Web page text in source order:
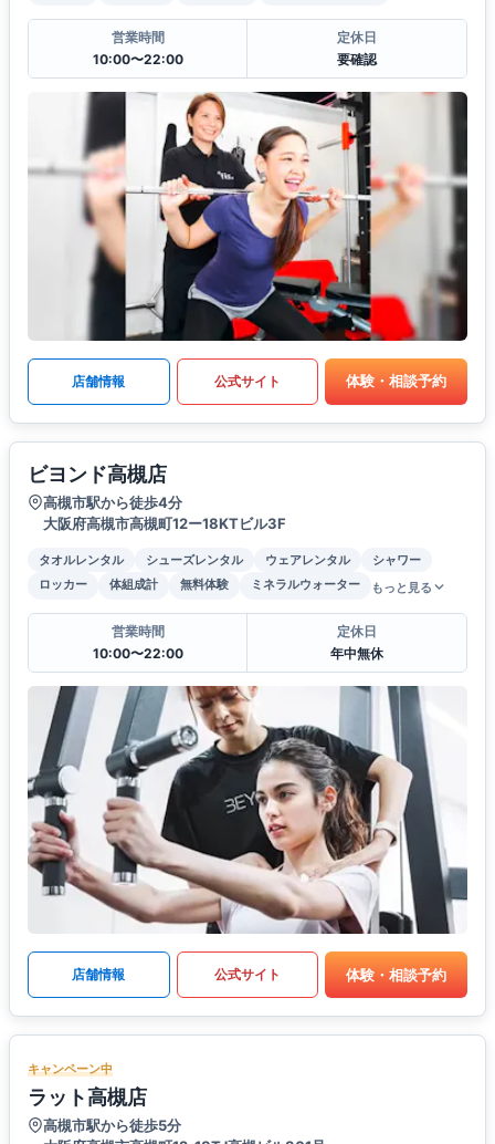
営業時間
10:00〜22:00
定休日
要確認
店舗情報 公式サイト 体験・相談予約
ビヨンド高槻店
高槻市駅から徒歩4分
大阪府高槻市高槻町12ー18KTビル3F
タオルレンタル シューズレンタル ウェアレンタル
シャワー
ロッカー
体組成計 無料体験 ミネラルウォーター もっと見る
営業時間
10:00〜22:00
定休日
年中無休
店舗情報 公式サイト 体験・相談予約
キャンペーン中
ラット高槻店
高槻市駅から徒歩5分